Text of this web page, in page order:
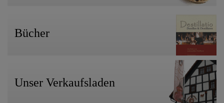
Bücher
Unser Verkaufsladen